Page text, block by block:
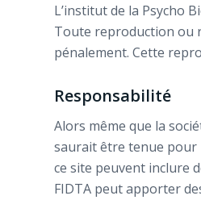
L’institut de la Psycho
Toute reproduction ou
pénalement. Cette
Responsabilité
Alors même que la
saurait être tenue pour
ce site peuvent inclure
FIDTA peut apporter